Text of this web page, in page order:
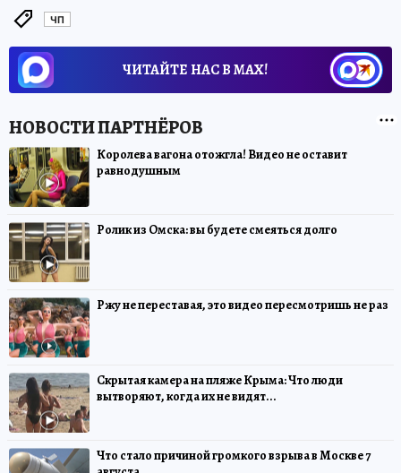
ЧП
ЧИТАЙТЕ НАС В МАХ!
Королева вагона отожгла! Видео не оставит
равнодушным
Ролик из Омска: вы будете смеяться долго
Ржу не переставая, это видео пересмотришь не раз
Скрытая камера на пляже Крыма: Что люди
вытворяют, когда их не видят...
Что стало причиной громкого взрыва в Москве 7